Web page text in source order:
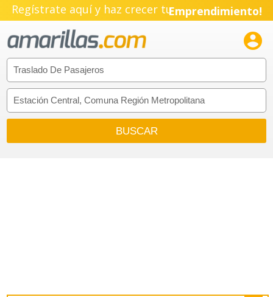
Regístrate aquí y haz crecer tuEmprendimiento!
